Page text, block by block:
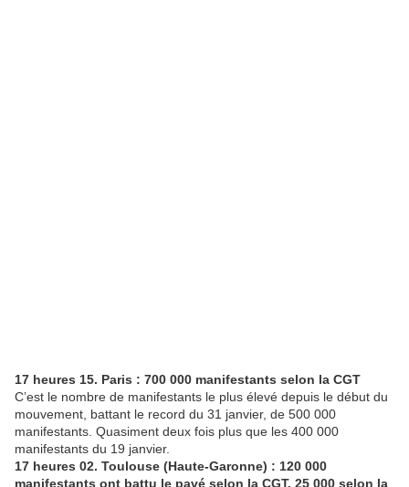
17 heures 15. Paris : 700 000 manifestants selon la CGT
C’est le nombre de manifestants le plus élevé depuis le début du
mouvement, battant le record du 31 janvier, de 500 000
manifestants. Quasiment deux fois plus que les 400 000
manifestants du 19 janvier.
17 heures 02. Toulouse (Haute-Garonne) : 120 000
manifestants ont battu le pavé selon la CGT, 25 000 selon la